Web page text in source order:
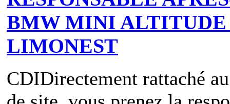
BMW MINI ALTITUDE
LIMONEST
CDIDirectement rattaché